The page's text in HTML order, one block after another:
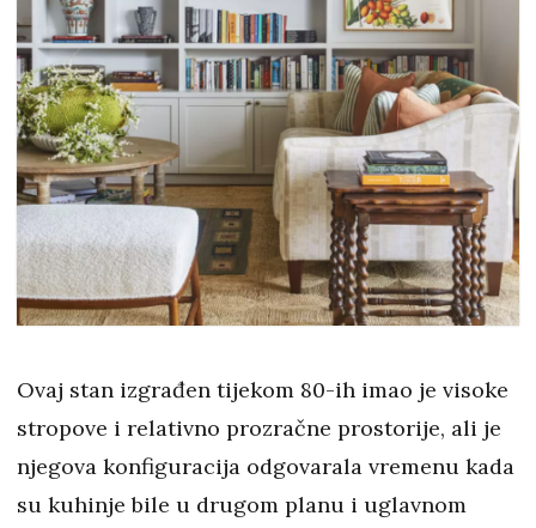
Ovaj stan izgrađen tijekom 80-ih imao je visoke
stropove i relativno prozračne prostorije, ali je
njegova konfiguracija odgovarala vremenu kada
su kuhinje bile u drugom planu i uglavnom